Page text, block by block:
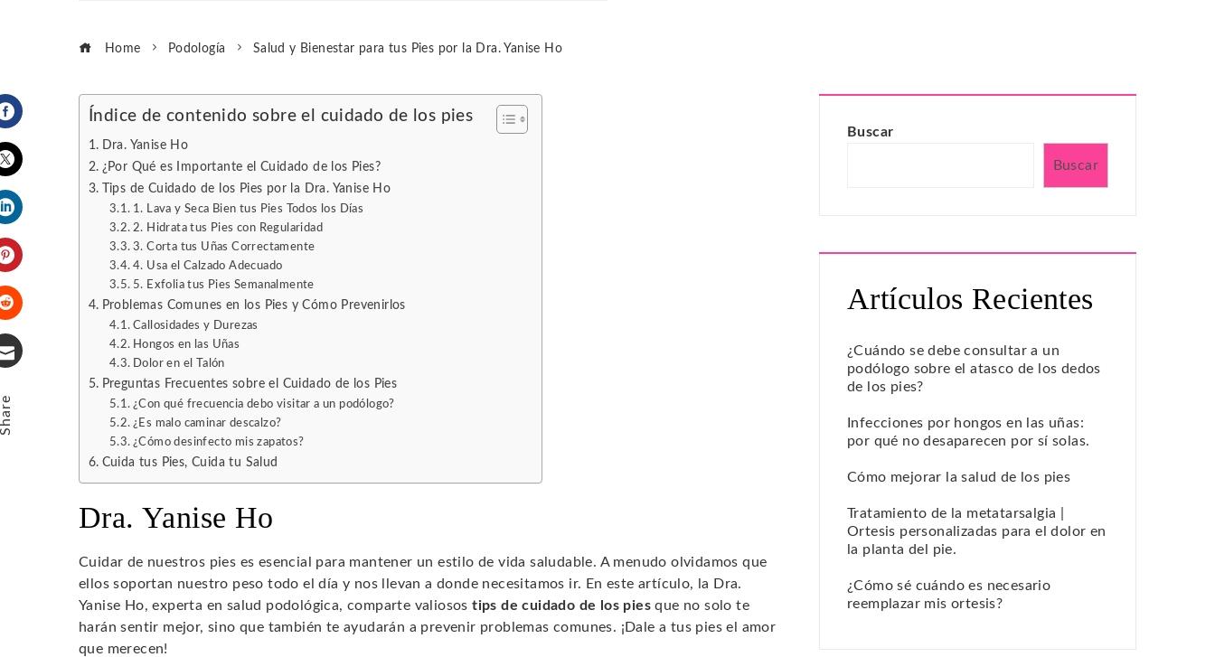
Home Podología Salud y Bienestar para tus Pies por la Dra. Yanise Ho
Facebook
Twitter
LinkedIn
Pinterest
Stumbleupon
Índice de contenido sobre el cuidado de los pies
Dra. Yanise Ho
¿Por Qué es Importante el Cuidado de los Pies?
Tips de Cuidado de los Pies por la Dra. Yanise Ho
1. Lava y Seca Bien tus Pies Todos los Días
2. Hidrata tus Pies con Regularidad
3. Corta tus Uñas Correctamente
4. Usa el Calzado Adecuado
5. Exfolia tus Pies Semanalmente
Problemas Comunes en los Pies y Cómo Prevenirlos
Callosidades y Durezas
Hongos en las Uñas
Dolor en el Talón
Preguntas Frecuentes sobre el Cuidado de los Pies
¿Con qué frecuencia debo visitar a un podólogo?
¿Es malo caminar descalzo?
¿Cómo desinfecto mis zapatos?
Cuida tus Pies, Cuida tu Salud
Dra. Yanise Ho
Cuidar de nuestros pies es esencial para mantener un estilo de vida saludable. A menudo olvidamos que
ellos soportan nuestro peso todo el día y nos llevan a donde necesitamos ir. En este artículo, la Dra.
Yanise Ho, experta en salud podológica, comparte valiosostips de cuidado de los pies que no solo te
harán sentir mejor, sino que también te ayudarán a prevenir problemas comunes. ¡Dale a tus pies el amor
que merecen!
Buscar
Buscar
Artículos Recientes
¿Cuándo se debe consultar a un
podólogo sobre el atasco de los dedos
de los pies?
Infecciones por hongos en las uñas:
por qué no desaparecen por sí solas.
Cómo mejorar la salud de los pies
Tratamiento de la metatarsalgia |
Ortesis personalizadas para el dolor en
la planta del pie.
¿Cómo sé cuándo es necesario
reemplazar mis ortesis?